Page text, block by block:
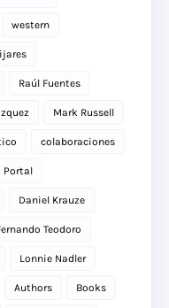
western
Raúl Fuentes
Mark Russell
colaboraciones
Portal
Daniel Krauze
Teodoro
Lonnie Nadler
Authors Books